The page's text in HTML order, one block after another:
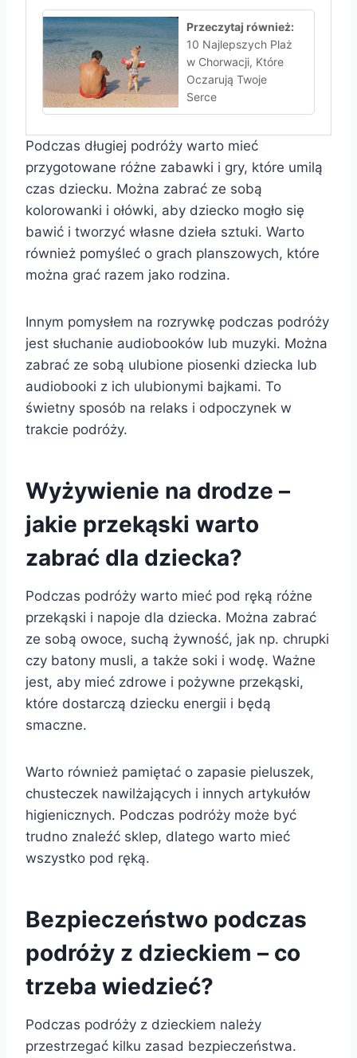
Przeczytaj również:
10 Najlepszych Plaż
w Chorwacji, Które
Oczarują Twoje
Serce
Podczas długiej podróży warto mieć
przygotowane różne zabawki i gry, które umilą
czas dziecku. Można zabrać ze sobą
kolorowanki i ołówki, aby dziecko mogło się
bawić i tworzyć własne dzieła sztuki. Warto
również pomyśleć o grach planszowych, które
można grać razem jako rodzina.
Innym pomysłem na rozrywkę podczas podróży
jest słuchanie audiobooków lub muzyki. Można
zabrać ze sobą ulubione piosenki dziecka lub
audiobooki z ich ulubionymi bajkami. To
świetny sposób na relaks i odpoczynek w
trakcie podróży.
Wyżywienie na drodze –
jakie przekąski warto
zabrać dla dziecka?
Podczas podróży warto mieć pod ręką różne
przekąski i napoje dla dziecka. Można zabrać
ze sobą owoce, suchą żywność, jak np. chrupki
czy batony musli, a także soki i wodę. Ważne
jest, aby mieć zdrowe i pożywne przekąski,
które dostarczą dziecku energii i będą
smaczne.
Warto również pamiętać o zapasie pieluszek,
chusteczek nawilżających i innych artykułów
higienicznych. Podczas podróży może być
trudno znaleźć sklep, dlatego warto mieć
wszystko pod ręką.
Bezpieczeństwo podczas
podróży z dzieckiem – co
trzeba wiedzieć?
Podczas podróży z dzieckiem należy
przestrzegać kilku zasad bezpieczeństwa.